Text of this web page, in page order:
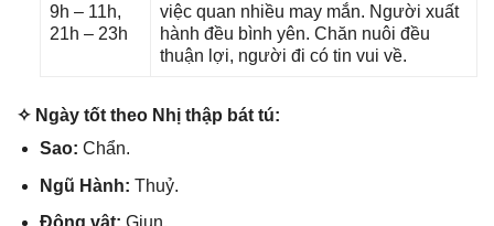
9h – 11h,
21h – 23h
việc quan nhiều may mắn. Người xuất
hành đều bình yên. Chăn nuôi đều
thuận lợi, người đi có tin vui về.
✧ Ngày tốt theo Nhị thập bát tú:
Sao: Chẩn.
Ngũ Hành: Thuỷ.
Độnɡ vật: Giun.